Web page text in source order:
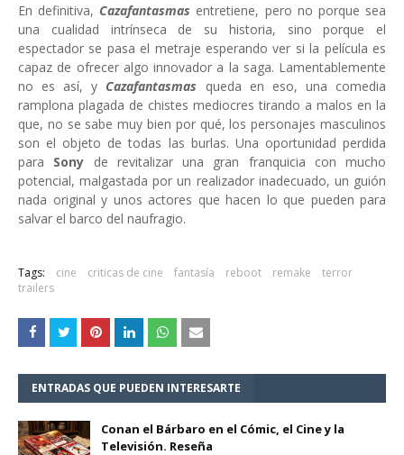
En definitiva, Cazafantasmas entretiene, pero no porque sea
una cualidad intrínseca de su historia, sino porque el
espectador se pasa el metraje esperando ver si la película es
capaz de ofrecer algo innovador a la saga. Lamentablemente
no es así, y Cazafantasmas queda en eso, una comedia
ramplona plagada de chistes mediocres tirando a malos en la
que, no se sabe muy bien por qué, los personajes masculinos
son el objeto de todas las burlas. Una oportunidad perdida
para Sony de revitalizar una gran franquicia con mucho
potencial, malgastada por un realizador inadecuado, un guión
nada original y unos actores que hacen lo que pueden para
salvar el barco del naufragio.
Tags: cine criticas de cine fantasía reboot remake
terror
trailers
ENTRADAS QUE PUEDEN INTERESARTE
Conan el Bárbaro en el Cómic, el Cine y la
Televisión. Reseña